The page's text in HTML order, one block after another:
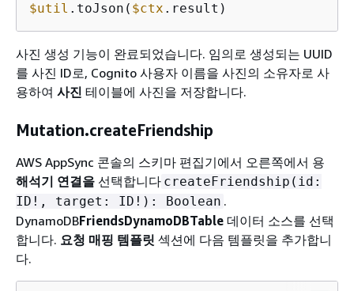
$util .toJson( $ctx .result)
사진 생성 기능이 완료되었습니다. 임의로 생성되는 UUID
를 사진 ID로, Cognito 사용자 이름을 사진의 소유자로 사
용하여 사진 테이블에 사진을 저장합니다.
Mutation.createFriendship
AWS AppSync 콘솔의 스키마 편집기에서 오른쪽에서 용
해석기 연결을 선택합니다 createFriendship(id:
ID!, target: ID!): Boolean .
DynamoDBFriendsDynamoDBTable 데이터 소스를 선택
합니다. 요청 매핑 템플릿 섹션에 다음 템플릿을 추가합니
다.